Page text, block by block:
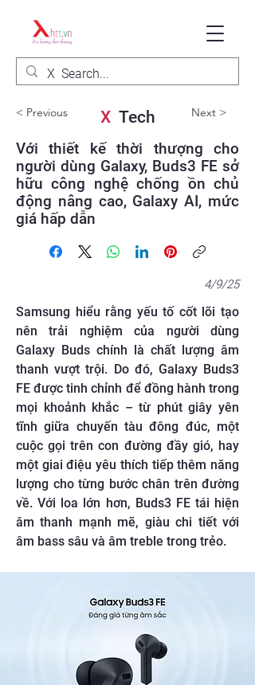
< Previous X Tech Next >
Với thiết kế thời thượng cho
người dùng Galaxy, Buds3 FE sở
hữu công nghệ chống ồn chủ
động nâng cao, Galaxy AI, mức
giá hấp dẫn
4/9/25
Samsung hiểu rằng yếu tố cốt lõi tạo
nên trải nghiệm của người dùng
Galaxy Buds chính là chất lượng âm
thanh vượt trội. Do đó, Galaxy Buds3
FE được tinh chỉnh để đồng hành trong
mọi khoảnh khắc – từ phút giây yên
tĩnh giữa chuyến tàu đông đúc, một
cuộc gọi trên con đường đầy gió, hay
một giai điệu yêu thích tiếp thêm năng
lượng cho từng bước chân trên đường
về. Với loa lớn hơn, Buds3 FE tái hiện
âm thanh mạnh mẽ, giàu chi tiết với
âm bass sâu và âm treble trong trẻo.